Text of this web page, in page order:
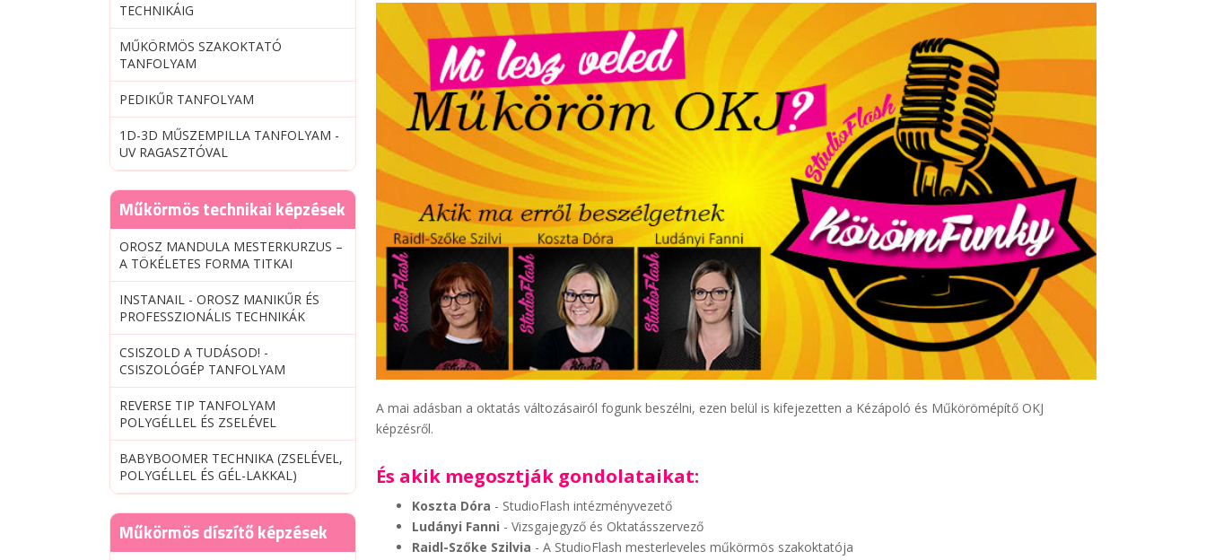
A mai adásban a oktatás változásairól fogunk beszélni, ezen belül is kifejezetten a Kézápoló és Műkörömépítő OKJ
képzésről.
És akik megosztják gondolataikat:
Koszta Dóra - StudioFlash intézményvezető
Ludányi Fanni - Vizsgajegyző és Oktatásszervező
Raidl-Szőke Szilvia - A StudioFlash mesterleveles műkörmös szakoktatója
TECHNIKÁIG
MŰKÖRMÖS SZAKOKTATÓ
TANFOLYAM
PEDIKŰR TANFOLYAM
1D-3D MŰSZEMPILLA TANFOLYAM -
UV RAGASZTÓVAL
Műkörmös technikai képzések
OROSZ MANDULA MESTERKURZUS –
A TÖKÉLETES FORMA TITKAI
INSTANAIL - OROSZ MANIKŰR ÉS
PROFESSZIONÁLIS TECHNIKÁK
CSISZOLD A TUDÁSOD! -
CSISZOLÓGÉP TANFOLYAM
REVERSE TIP TANFOLYAM
POLYGÉLLEL ÉS ZSELÉVEL
BABYBOOMER TECHNIKA (ZSELÉVEL,
POLYGÉLLEL ÉS GÉL-LAKKAL)
Műkörmös díszítő képzések